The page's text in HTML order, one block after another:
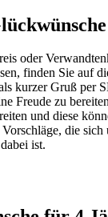
oder
finden Sie auf
kurzer Gruß per
Freude zu
und diese
die
ist.